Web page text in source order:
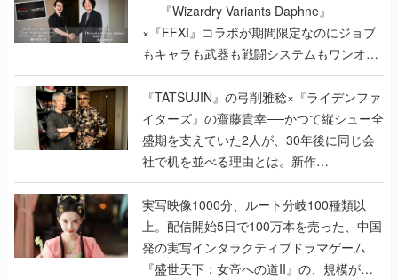
──『Wizardry Variants Daphne』
×『FFXI』コラボが期間限定なのにジョブ
もキャラも武器も戦闘システムもワンオフ
で作り込まれた理由を両ディレクターに聞
く
『TATSUJIN』の弓削雅稔×『ライデンファ
イターズ』の齋藤貴幸──かつて縦シュー全
盛期を支えていた2人が、30年後に同じ会
社で机を並べる理由とは。新作
『TATSUJIN EXTREME』で初タッグを組
んだレジェンド2人に訊く開発秘話
実写映像1000分、ルート分岐100種類以
上。配信開始5日で100万本を売った、中国
発の実写インタラクティブドラマゲーム
『盛世天下：女帝への道II』の、規模が違